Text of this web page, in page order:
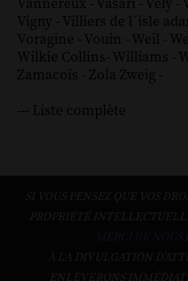
Vannereux - Vasari - Vély -
Vigny - Villiers de l´isle
Voragine - Vouin - Weil -
Wilkie Collins- Williams -
Zamacoïs - Zola Zweig -
--- Liste complète